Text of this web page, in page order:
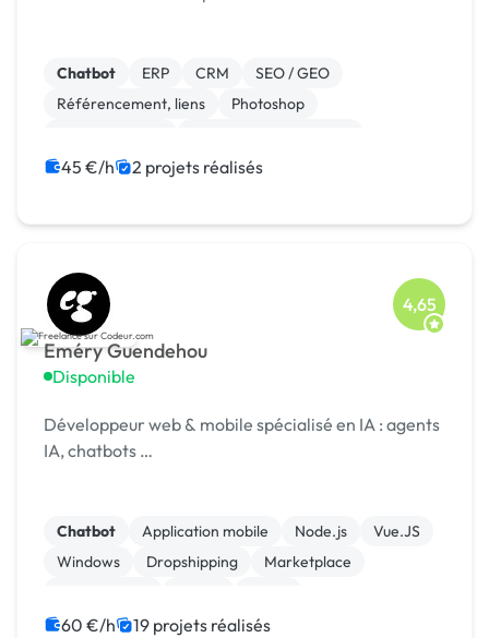
Chatbot ERP CRM
SEO / GEO
Référencement, liens
Photoshop
Migration ou refonte de site
45 €/h 2 projets réalisés
Eméry Guendehou
Disponible
4,65
Développeur web & mobile spécialisé en IA : agents
IA, chatbots …
Chatbot Application mobile Node.js
Vue.JS
Windows
Dropshipping
Marketplace
60 €/h 19 projets réalisés